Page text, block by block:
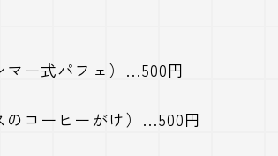
マー式パフェ）…500円
のコーヒーがけ）…500円